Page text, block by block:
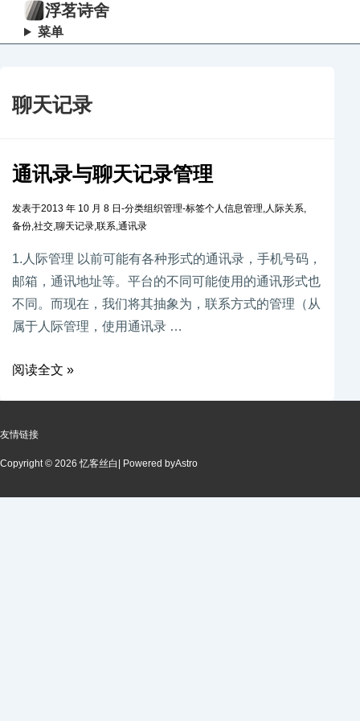
浮茗诗舍
菜单
聊天记录
通讯录与聊天记录管理
发表于2013 年 10 月 8 日 -分类组织管理-标签个人信息管理,人际关系,
备份,社交,聊天记录,联系,通讯录
1.人际管理 以前可能有各种形式的通讯录，手机号码，
邮箱，通讯地址等。平台的不同可能使用的通讯形式也
不同。而现在，我们将其抽象为，联系方式的管理（从
属于人际管理，使用通讯录 …
阅读全文 »
友情链接
Copyright © 2026 忆客丝白 | Powered byAstro